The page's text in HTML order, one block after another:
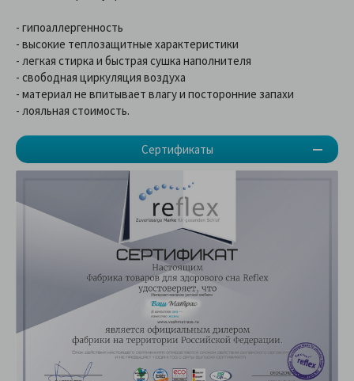
Сертификаты
- гипоаллергенность
- высокие теплозащитные характеристики
- легкая стирка и быстрая сушка наполнителя
- свободная циркуляция воздуха
- материал не впитывает влагу и посторонние запахи
- лояльная стоимость.